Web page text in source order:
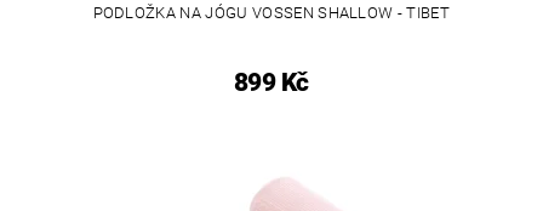
PODLOŽKA NA JÓGU VOSSEN SHALLOW - TIBET
899 Kč